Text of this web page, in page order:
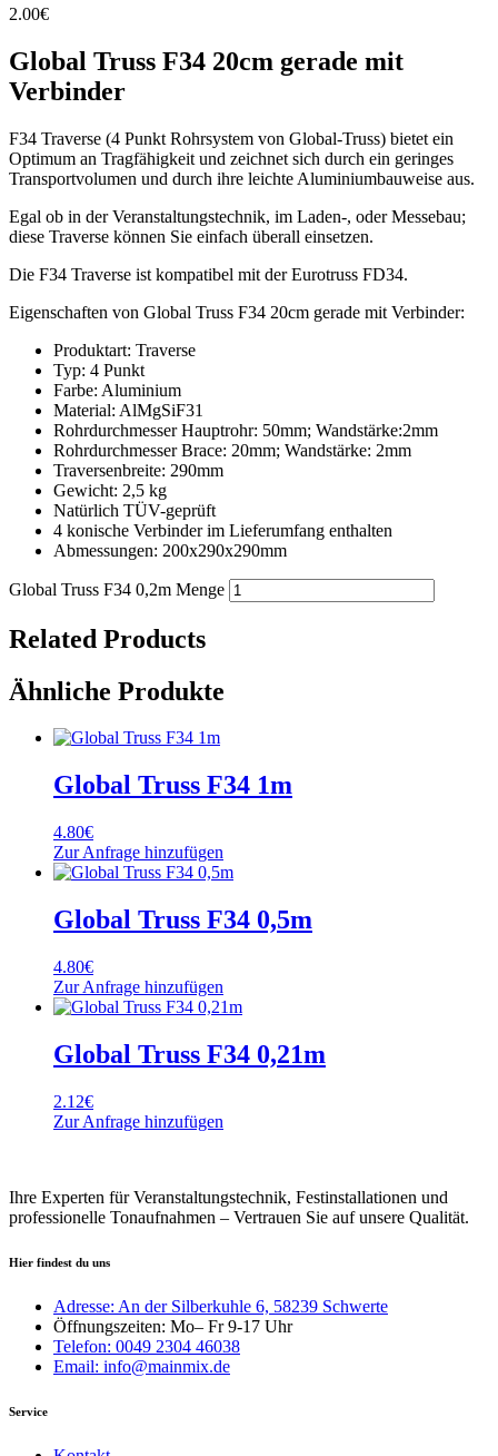
2.00€
Global Truss F34 20cm gerade mit
Verbinder
F34 Traverse (4 Punkt Rohrsystem von Global-Truss) bietet ein
Optimum an Tragfähigkeit und zeichnet sich durch ein geringes
Transportvolumen und durch ihre leichte Aluminiumbauweise aus.
Egal ob in der Veranstaltungstechnik, im Laden-, oder Messebau;
diese Traverse können Sie einfach überall einsetzen.
Die F34 Traverse ist kompatibel mit der Eurotruss FD34.
Eigenschaften von Global Truss F34 20cm gerade mit Verbinder:
Produktart: Traverse
Typ: 4 Punkt
Farbe: Aluminium
Material: AlMgSiF31
Rohrdurchmesser Hauptrohr: 50mm; Wandstärke:2mm
Rohrdurchmesser Brace: 20mm; Wandstärke: 2mm
Traversenbreite: 290mm
Gewicht: 2,5 kg
Natürlich TÜV-geprüft
4 konische Verbinder im Lieferumfang enthalten
Abmessungen: 200x290x290mm
Global Truss F34 0,2m Menge
Related Products
Ähnliche Produkte
Global Truss F34 1m
4.80€
Zur Anfrage hinzufügen
Global Truss F34 0,5m
4.80€
Zur Anfrage hinzufügen
Global Truss F34 0,21m
2.12€
Zur Anfrage hinzufügen
Ihre Experten für Veranstaltungstechnik, Festinstallationen und
professionelle Tonaufnahmen – Vertrauen Sie auf unsere Qualität.
Hier findest du uns
Adresse: An der Silberkuhle 6, 58239 Schwerte
Öffnungszeiten: Mo– Fr 9-17 Uhr
Telefon: 0049 2304 46038
Email: info@mainmix.de
Service